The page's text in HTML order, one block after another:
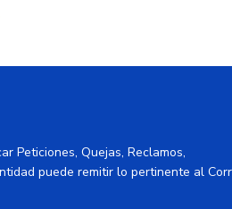
Peticiones, Quejas, Reclamos,
puede remitir lo pertinente al